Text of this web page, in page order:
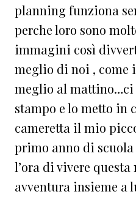
planning funziona
perche loro sono
immagini così
meglio di noi , come
meglio al
stampo e lo metto in
cameretta il mio
primo anno di scuola
l’ora di vivere
avventura insieme a